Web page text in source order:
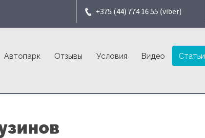
+375 (44) 774 16 55 (viber)
Автопарк Отзывы Условия Видео Статьи